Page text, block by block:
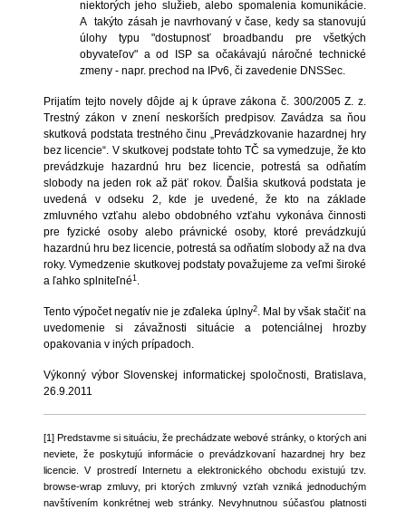
niektorých jeho služieb, alebo spomalenia komunikácie.
A takýto zásah je navrhovaný v čase, kedy sa stanovujú
úlohy typu "dostupnosť broadbandu pre všetkých
obyvateľov" a od ISP sa očakávajú náročné technické
zmeny - napr. prechod na IPv6, či zavedenie DNSSec.
Prijatím tejto novely dôjde aj k úprave zákona č. 300/2005 Z. z.
Trestný zákon v znení neskorších predpisov. Zavádza sa ňou
skutková podstata trestného činu „Prevádzkovanie hazardnej hry
bez licencie“. V skutkovej podstate tohto TČ sa vymedzuje, že kto
prevádzkuje hazardnú hru bez licencie, potrestá sa odňatím
slobody na jeden rok až päť rokov. Ďalšia skutková podstata je
uvedená v odseku 2, kde je uvedené, že kto na základe
zmluvného vzťahu alebo obdobného vzťahu vykonáva činnosti
pre fyzické osoby alebo právnické osoby, ktoré prevádzkujú
hazardnú hru bez licencie, potrestá sa odňatím slobody až na dva
roky. Vymedzenie skutkovej podstaty považujeme za veľmi široké
a ľahko splniteľné1 .
Tento výpočet negatív nie je zďaleka úplny2. Mal by však stačiť na
uvedomenie si závažnosti situácie a potenciálnej hrozby
opakovania v iných prípadoch.
Výkonný výbor Slovenskej informatickej spoločnosti, Bratislava,
26.9.2011
[1] Predstavme si situáciu, že prechádzate webové stránky, o ktorých ani
neviete, že poskytujú informácie o prevádzkovaní hazardnej hry bez
licencie. V prostredí Internetu a elektronického obchodu existujú tzv.
browse-wrap zmluvy, pri ktorých zmluvný vzťah vzniká jednoduchým
navštívením konkrétnej web stránky. Nevyhnutnou súčasťou platnosti